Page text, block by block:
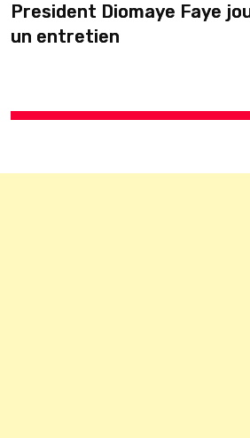
President Diomaye Faye
un entretien